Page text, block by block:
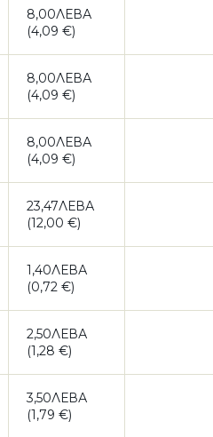
8,00ЛЕВА
(4,09 €)
8,00ЛЕВА
(4,09 €)
8,00ЛЕВА
(4,09 €)
23,47ЛЕВА
(12,00 €)
1,40ЛЕВА
(0,72 €)
2,50ЛЕВА
(1,28 €)
3,50ЛЕВА
(1,79 €)